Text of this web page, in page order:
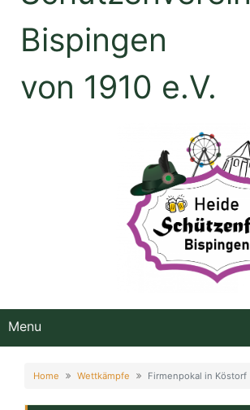
Bispingen
von 1910 e.V.
Menu
Home Wettkämpfe Firmenpokal in Köstorf